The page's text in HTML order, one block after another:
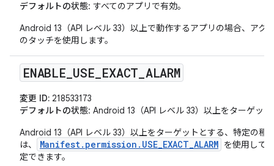
デフォルトの状態: すべてのアプリで有効。
Android 13（API レベル 33）以上で動作するアプリの場合、アク
のタッチを使用します。
ENABLE USE EXACT ALARM
変更 ID: 218533173
デフォルトの状態: Android 13（API レベル 33）以上をターゲッ
Android 13（API レベル 33）以上をターゲットとする、特定の種
は、
Manifest.permission.USE_EXACT_ALARM を使用して
定できます。